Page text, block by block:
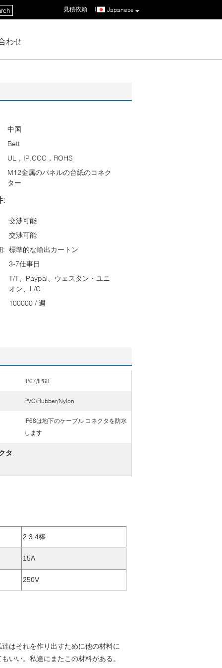
Japanese
見積依頼 |
わせ
中国
Bett
UL，IP,CCC，ROHS
M12金属のパネルの台紙のコネク
ター
:
交渉可能
交渉可能
: 標準的な輸出カートン
3-7仕事日
T/T、Paypal、ウェスタン・ユニ
オン、L/C
100000 / 週
IP67/IP68
PVC/Rubber/Nylon
IP68は地下のケーブル コネクタを防水
します
タ
2 3 4棒
15A
250V
はそれを作り出すために他の材料に
いい。私達にまたこの材料がある。